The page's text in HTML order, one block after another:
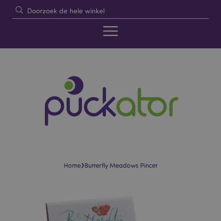
Home›Butterfly Meadows Pincet